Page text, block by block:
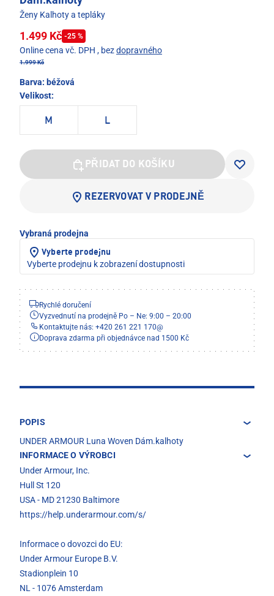
Ženy Kalhoty a tepláky
1.499 Kč -25 %
Online cena vč. DPH , bezdopravného
1.999 Kč
Barva: béžová
Velikost:
M L
PŘIDAT DO KOŠÍKU
REZERVOVAT V PRODEJNĚ
Vybraná prodejna
Vyberte prodejnu
Vyberte prodejnu k zobrazení dostupnosti
Rychlé doručení
Vyzvednutí na prodejně Po – Ne: 9:00 – 20:00
Kontaktujte nás: +420 261 221 170@
Doprava zdarma při objednávce nad 1500 Kč
POPIS
UNDER ARMOUR Luna Woven Dám.kalhoty
INFORMACE O VÝROBCI
Under Armour, Inc.
Hull St 120
USA - MD 21230 Baltimore
https://help.underarmour.com/s/
Informace o dovozci do EU:
Under Armour Europe B.V.
Stadionplein 10
NL - 1076 Amsterdam